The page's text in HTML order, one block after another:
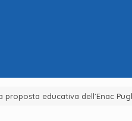
proposta educativa dell’Enac